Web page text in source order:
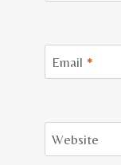
Email *
Website